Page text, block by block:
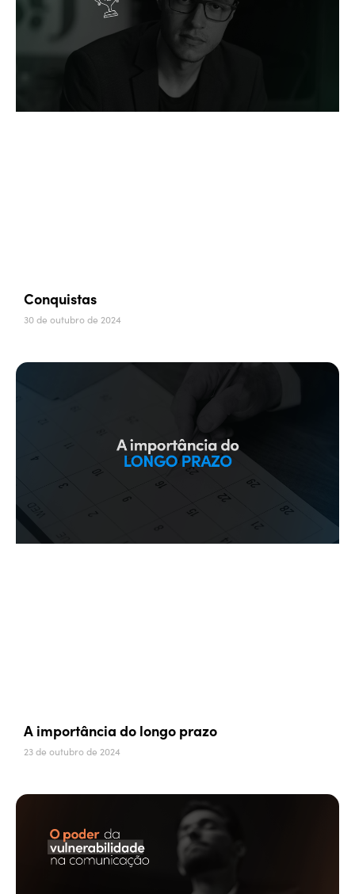
Conquistas
30 de outubro de 2024
A importância do longo prazo
23 de outubro de 2024